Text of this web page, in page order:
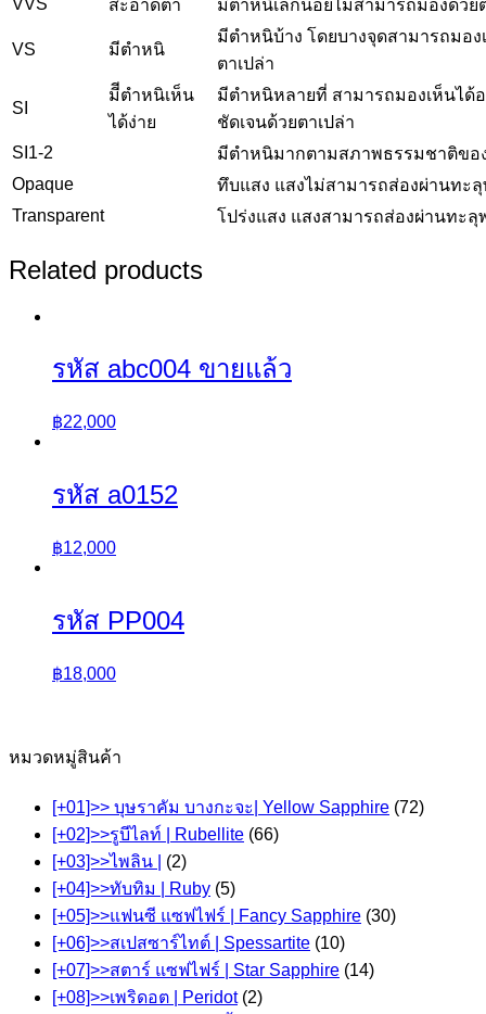
สะอาดตา มีตำหนิเล็กน้อยไม่สามารถมองด้วย
VS มีตำหนิ
มีตำหนิบ้าง โดยบางจุดสามารถมอง
ตาเปล่า
SI
มีีตำหนิเห็น
ได้ง่าย
มีตำหนิหลายที่ สามารถมองเห็นได้
ชัดเจนด้วยตาเปล่า
SI1-2
มีตำหนิมากตามสภาพธรรมชาติขอ
Opaque
ทึบแสง แสงไม่สามารถส่องผ่านทะ
Transparent
โปร่งแสง แสงสามารถส่องผ่านทะลุ
Related products
รหัส abc004 ขายแล้ว
฿22,000
รหัส a0152
฿12,000
รหัส PP004
฿18,000
หมวดหมู่สินค้า
[+01]>> บุษราคัม บางกะจะ| Yellow Sapphire (72)
[+02]>>รูบีไลท์ | Rubellite (66)
[+03]>>ไพลิน |
(2)
[+04]>>ทับทิม | Ruby (5)
[+05]>>แฟนซี แซฟไฟร์ | Fancy Sapphire (30)
[+06]>>สเปสซาร์ไทต์ | Spessartite (10)
[+07]>>สตาร์ แซฟไฟร์ | Star Sapphire (14)
[+08]>>เพริดอต | Peridot (2)